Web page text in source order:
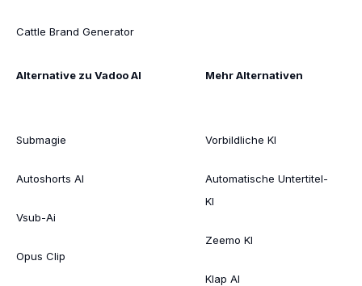
Cattle Brand Generator
Alternative zu Vadoo AI
Submagie
Autoshorts AI
Vsub-Ai
Opus Clip
Mehr Alternativen
Vorbildliche KI
Automatische Untertitel-
KI
Zeemo KI
Klap AI